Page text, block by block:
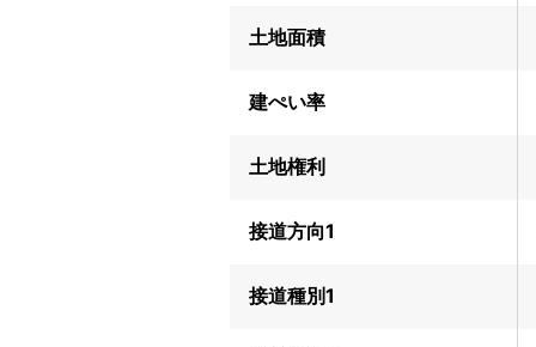
土地面積
建ぺい率
土地権利
接道方向1
接道種別1